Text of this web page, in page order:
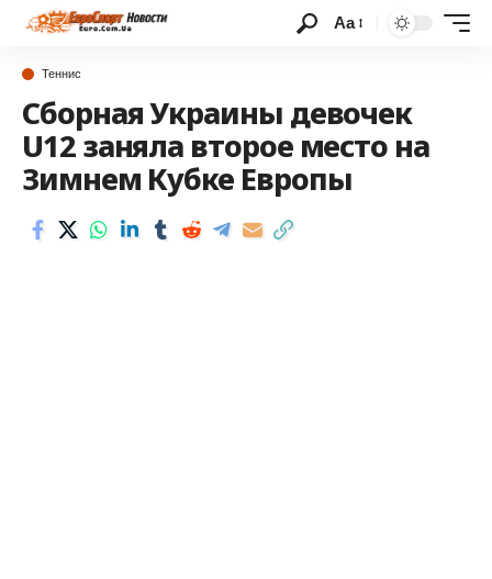
Аа
Теннис
Сборная Украины девочек
U12 заняла второе место на
Зимнем Кубке Европы